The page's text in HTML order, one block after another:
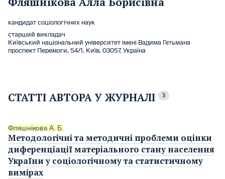
кандидат соціологічних наук
старший викладач
Київський національний університет імені Вадима Гетьмана
проспект Перемоги, 54/1, Київ, 03057, Україна
СТАТТІ АВТОРА У ЖУРНАЛІ 3
Фляшнікова А. Б.
Методологічні та методичні проблеми оцінки
диференціації матеріального стану населення
України у соціологічному та статистичному
вимірах